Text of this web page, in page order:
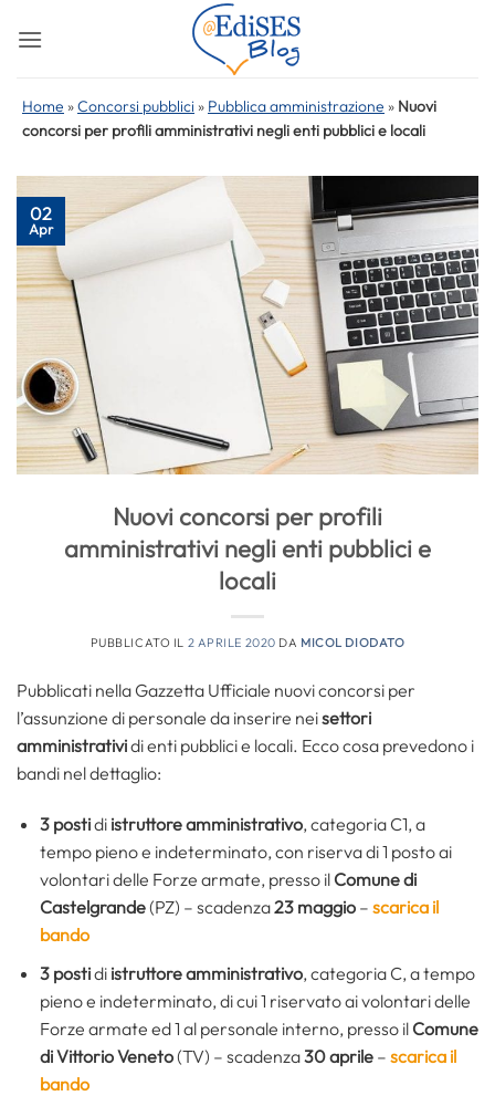
Home »Concorsi pubblici » Pubblica amministrazione » Nuovi
concorsi per profili amministrativi negli enti pubblici e locali
02
Apr
Nuovi concorsi per profili
amministrativi negli enti pubblici e
locali
PUBBLICATO IL 2 APRILE 2020 DA MICOL DIODATO
Pubblicati nella Gazzetta Ufficiale nuovi concorsi per
l’assunzione di personale da inserire neisettori
amministratividi enti pubblici e locali. Ecco cosa prevedono i
bandi nel dettaglio:
3 postidi istruttore amministrativo, categoria C1, a
tempo pieno e indeterminato, con riserva di 1 posto ai
volontari delle Forze armate, presso il Comune di
Castelgrande(PZ) – scadenza23 maggio– scarica il
bando
3 postidi istruttore amministrativo, categoria C, a tempo
pieno e indeterminato, di cui 1 riservato ai volontari delle
Forze armate ed 1 al personale interno, presso il Comune
di Vittorio Veneto(TV) – scadenza30 aprile– scarica il
bando